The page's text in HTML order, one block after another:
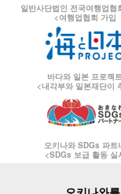
일반사단법인 전국여행업협
<여행업협회 가입
바다와 일본 프로젝
<내각부와 일본재단이
오키나와 SDGs 파트
<SDGs 보급 활동 실